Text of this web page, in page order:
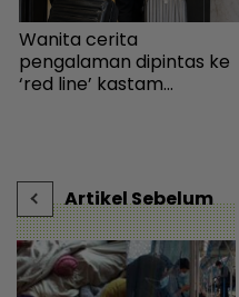
Wanita cerita
pengalaman dipintas ke
‘red line’ kastam
Artikel Sebelum